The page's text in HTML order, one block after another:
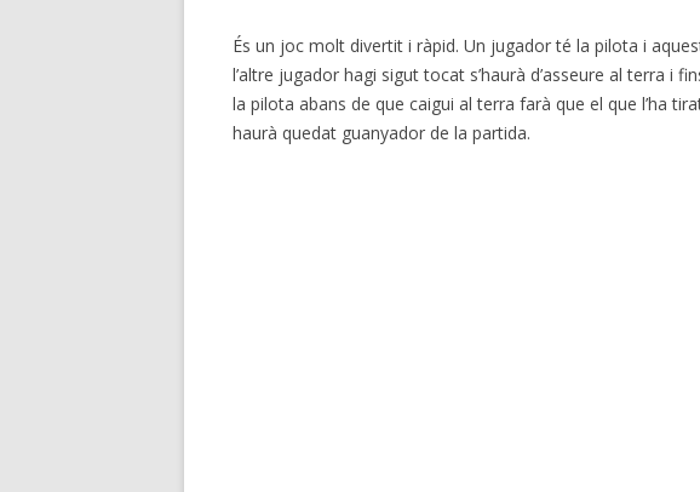
És un joc molt divertit i ràpid. Un jugador té la pilota i
l’altre jugador hagi sigut tocat s’haurà d’asseure al terra i
la pilota abans de que caigui al terra farà que el que l’ha
haurà quedat guanyador de la partida.